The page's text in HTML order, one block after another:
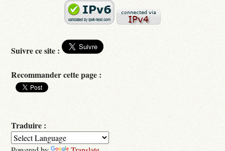
Suivre ce site :
Recommander cette page :
Traduire :